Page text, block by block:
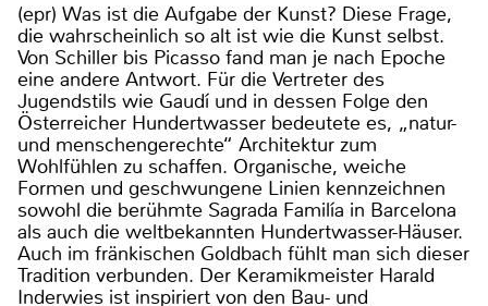
(epr) Was ist die Aufgabe der Kunst? Diese Frage,
die wahrscheinlich so alt ist wie die Kunst selbst.
Von Schiller bis Picasso fand man je nach Epoche
eine andere Antwort. Für die Vertreter des
Jugendstils wie Gaudí und in dessen Folge den
Österreicher Hundertwasser bedeutete es, „natur-
und menschengerechte“ Architektur zum
Wohlfühlen zu schaffen. Organische, weiche
Formen und geschwungene Linien kennzeichnen
sowohl die berühmte Sagrada Familía in Barcelona
als auch die weltbekannten Hundertwasser-Häuser.
Auch im fränkischen Goldbach fühlt man sich dieser
Tradition verbunden. Der Keramikmeister Harald
Inderwies ist inspiriert von den Bau- und